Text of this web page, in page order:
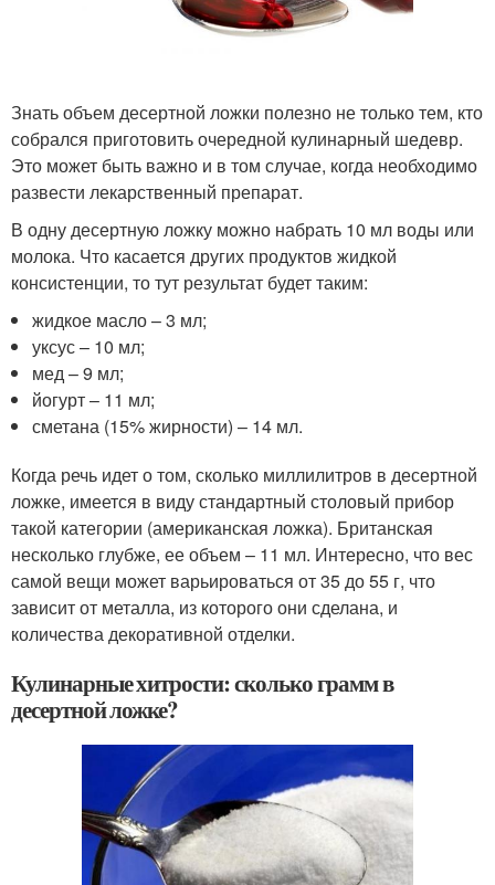
Знать объем десертной ложки полезно не только тем, кто
собрался приготовить очередной кулинарный шедевр.
Это может быть важно и в том случае, когда необходимо
развести лекарственный препарат.
В одну десертную ложку можно набрать 10 мл воды или
молока. Что касается других продуктов жидкой
консистенции, то тут результат будет таким:
жидкое масло – 3 мл;
уксус – 10 мл;
мед – 9 мл;
йогурт – 11 мл;
сметана (15% жирности) – 14 мл.
Когда речь идет о том, сколько миллилитров в десертной
ложке, имеется в виду стандартный столовый прибор
такой категории (американская ложка). Британская
несколько глубже, ее объем – 11 мл. Интересно, что вес
самой вещи может варьироваться от 35 до 55 г, что
зависит от металла, из которого они сделана, и
количества декоративной отделки.
Кулинарные хитрости: сколько грамм в
десертной ложке?